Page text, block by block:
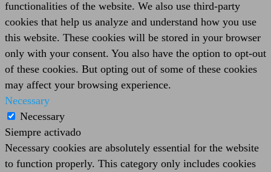
functionalities of the website. We also use third-party
cookies that help us analyze and understand how you use
this website. These cookies will be stored in your browser
only with your consent. You also have the option to opt-out
of these cookies. But opting out of some of these cookies
may affect your browsing experience.
Necessary
Necessary
Siempre activado
Necessary cookies are absolutely essential for the website
to function properly. This category only includes cookies